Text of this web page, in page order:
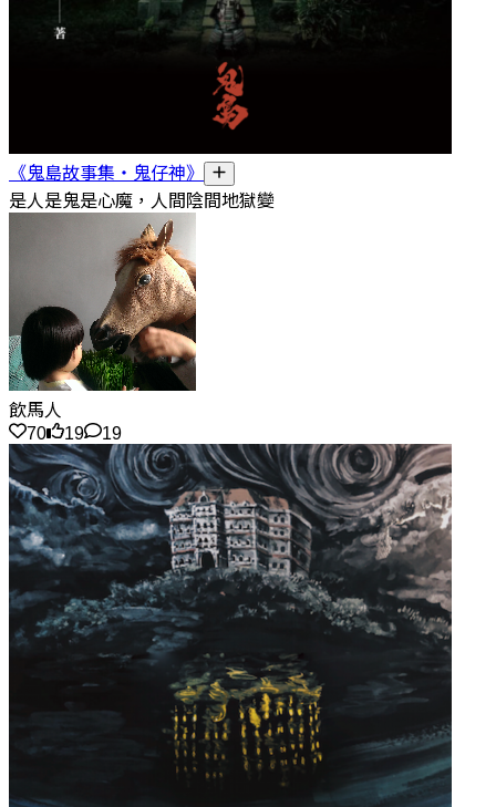
《鬼島故事集・鬼仔神》
是人是鬼是心魔，人間陰間地獄變
飲馬人
70
19 19